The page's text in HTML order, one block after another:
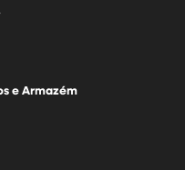
e Armazém